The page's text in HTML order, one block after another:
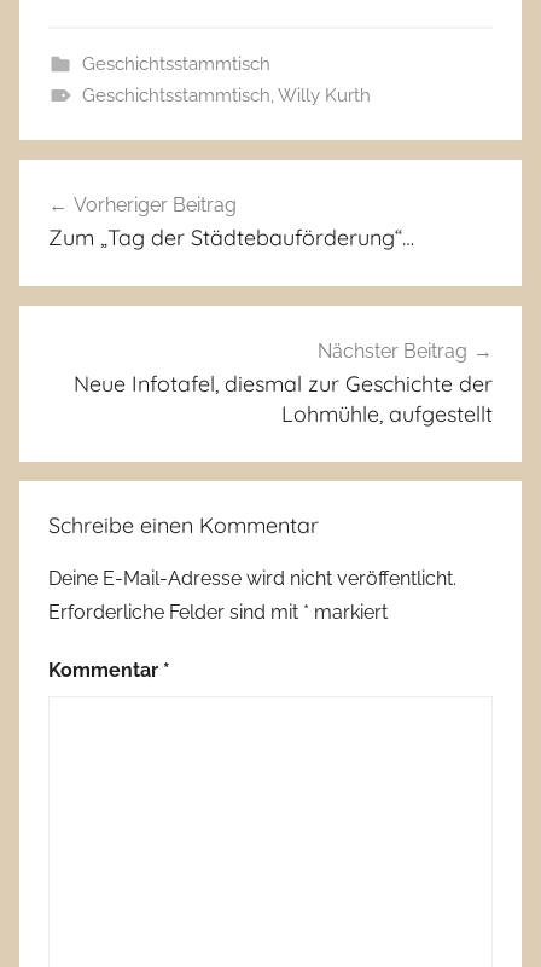
Geschichtsstammtisch
Geschichtsstammtisch,Willy Kurth
Vorheriger Beitrag
Zum „Tag der Städtebauförderung“…
Nächster Beitrag
Neue Infotafel, diesmal zur Geschichte der
Lohmühle, aufgestellt
Schreibe einen Kommentar
Deine E-Mail-Adresse wird nicht veröffentlicht.
Erforderliche Felder sind mit * markiert
Kommentar *